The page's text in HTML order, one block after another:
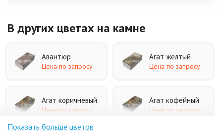
В других цветах на камне
Авантюр
Цена по запросу
Агат желтый
Цена по запросу
Агат коричневый
Цена по запросу
Агат кофейный
Цена по запросу
Показать больше цветов